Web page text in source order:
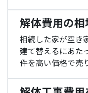
解体費用の
相続した家が空き
建て替えるにあた
件を高い価格で売